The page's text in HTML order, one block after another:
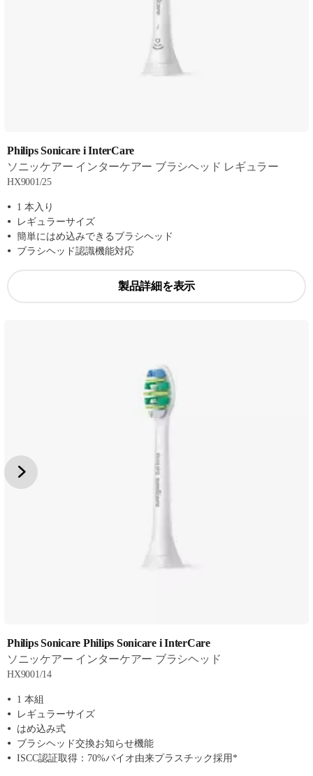
Philips Sonicare i InterCare
ソニッケアー インターケアー ブラシヘッド レギュラー
HX9001/25
1 本入り
レギュラーサイズ
簡単にはめ込みできるブラシヘッド
ブラシヘッド認識機能対応
製品詳細を表示
Philips Sonicare Philips Sonicare i InterCare
ソニッケアー インターケアー ブラシヘッド
HX9001/14
1 本組
レギュラーサイズ
はめ込み式
ブラシヘッド交換お知らせ機能
ISCC認証取得：70%バイオ由来プラスチック採用*